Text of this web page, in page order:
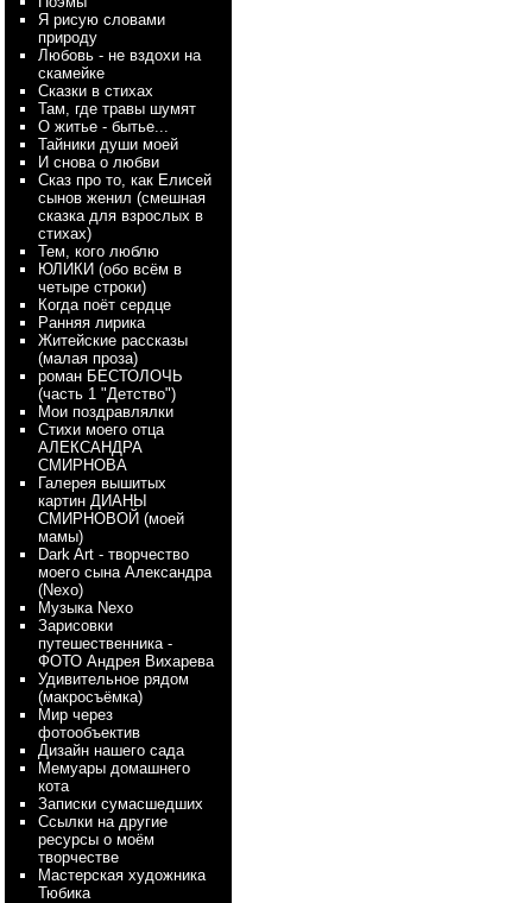
Я рисую словами
природу
Любовь - не вздохи на
скамейке
Сказки в стихах
Там, где травы шумят
О житье - бытье...
Тайники души моей
И снова о любви
Сказ про то, как Елисей
сынов женил (смешная
сказка для взрослых в
стихах)
Тем, кого люблю
ЮЛИКИ (обо всём в
четыре строки)
Когда поёт сердце
Ранняя лирика
Житейские рассказы
(малая проза)
роман БЕСТОЛОЧЬ
(часть 1 "Детство")
Мои поздравлялки
Стихи моего отца
АЛЕКСАНДРА
СМИРНОВА
Галерея вышитых
картин ДИАНЫ
СМИРНОВОЙ (моей
мамы)
Dark Art - творчество
моего сына Александра
(Nexo)
Myзыка Nexo
Зарисовки
путешественника -
ФОТО Андрея Вихарева
Удивительное рядом
(макросъёмка)
Мир через
фотообъектив
Дизайн нашего сада
Мемуары домашнего
кота
Записки сумасшедших
Ссылки на другие
ресурсы о моём
творчестве
Мастерская художника
Тюбика